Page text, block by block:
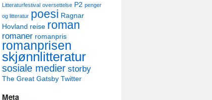
Litteraturfestival oversettelse P2 penger
og litteratur poesi Ragnar
Hovland reise roman
romaner romanpris
romanprisen
skjønnlitteratur
sosiale medier storby
The Great Gatsby Twitter
Meta